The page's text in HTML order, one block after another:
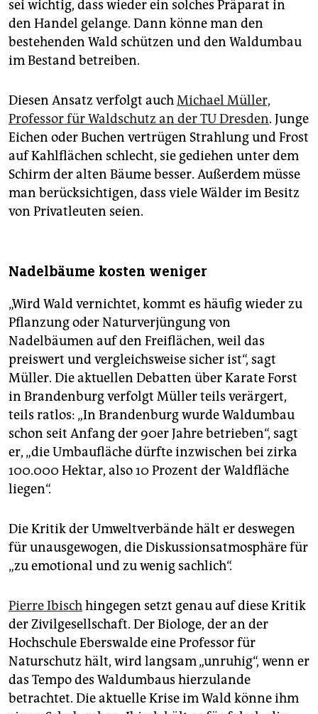
sei wichtig, dass wieder ein solches Präparat in
den Handel gelange. Dann könne man den
bestehenden Wald schützen und den Waldumbau
im Bestand betreiben.
Diesen Ansatz verfolgt auchMichael Müller,
Professor für Waldschutz an der TU Dresden. Junge
Eichen oder Buchen vertrügen Strahlung und Frost
auf Kahlflächen schlecht, sie gediehen unter dem
Schirm der alten Bäume besser. Außerdem müsse
man berücksichtigen, dass viele Wälder im Besitz
von Privatleuten seien.
Nadelbäume kosten weniger
„Wird Wald vernichtet, kommt es häufig wieder zu
Pflanzung oder Naturverjüngung von
Nadelbäumen auf den Freiflächen, weil das
preiswert und vergleichsweise sicher ist“, sagt
Müller. Die aktuellen Debatten über Karate Forst
in Brandenburg verfolgt Müller teils verärgert,
teils ratlos: „In Brandenburg wurde Waldumbau
schon seit Anfang der 90er Jahre betrieben“, sagt
er, „die Umbaufläche dürfte inzwischen bei zirka
100.000 Hektar, also 10 Prozent der Waldfläche
liegen“.
Die Kritik der Umweltverbände hält er deswegen
für unausgewogen, die Diskussionsatmosphäre für
„zu emotional und zu wenig sachlich“.
Pierre Ibischhingegen setzt genau auf diese Kritik
der Zivilgesellschaft. Der Biologe, der an der
Hochschule Eberswalde eine Professor für
Naturschutz hält, wird langsam „unruhig“, wenn er
das Tempo des Waldumbaus hierzulande
betrachtet. Die aktuelle Krise im Wald könne ihm